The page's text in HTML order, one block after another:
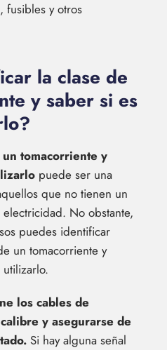
fusibles y otros
la clase de
y saber si es
tomacorriente y
puede ser una
que no tienen un
No obstante,
puedes identificar
un tomacorriente y
los cables de
y asegurarse de
Si hay alguna señal